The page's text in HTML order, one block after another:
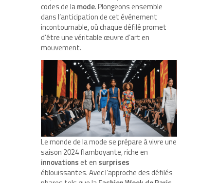
codes de lamode. Plongeons ensemble
dans l’anticipation de cet événement
incontournable, où chaque défilé promet
d’être une véritable œuvre d’art en
mouvement.
Le monde de la mode se prépare à vivre une
saison 2024 flamboyante, riche en
innovationset en surprises
éblouissantes. Avec l’approche des défilés